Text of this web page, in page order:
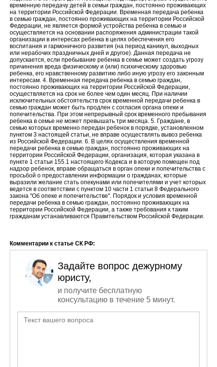
временную передачу детей в семьи граждан, постоянно проживающих
на территории Российской Федерации. Временная передача ребенка
в семью граждан, постоянно проживающих на территории Российской
Федерации, не является формой устройства ребенка в семью и
осуществляется на основании распоряжения администрации такой
организации в интересах ребенка в целях обеспечения его
воспитания и гармоничного развития (на период каникул, выходных
или нерабочих праздничных дней и другое). Данная передача не
допускается, если пребывание ребенка в семье может создать угрозу
причинения вреда физическому и (или) психическому здоровью
ребенка, его нравственному развитию либо иную угрозу его законным
интересам. 4. Временная передача ребенка в семью граждан,
постоянно проживающих на территории Российской Федерации,
осуществляется на срок не более чем один месяц. При наличии
исключительных обстоятельств срок временной передачи ребенка в
семью граждан может быть продлен с согласия органа опеки и
попечительства. При этом непрерывный срок временного пребывания
ребенка в семье не может превышать три месяца. 5. Граждане, в
семью которых временно передан ребенок в порядке, установленном
пунктом 3 настоящей статьи, не вправе осуществлять вывоз ребенка
из Российской Федерации. 6. В целях осуществления временной
передачи ребенка в семью граждан, постоянно проживающих на
территории Российской Федерации, организация, которая указана в
пункте 1 статьи 155.1 настоящего Кодекса и в которую помещен под
надзор ребенок, вправе обращаться в орган опеки и попечительства с
просьбой о предоставлении информации о гражданах, которые
выразили желание стать опекунами или попечителями и учет которых
ведется в соответствии с пунктом 10 части 1 статьи 8 Федерального
закона "Об опеке и попечительстве". Порядок и условия временной
передачи ребенка в семью граждан, постоянно проживающих на
территории Российской Федерации, а также требования к таким
гражданам устанавливаются Правительством Российской Федерации.
Комментарии к статье СК РФ:
Задайте вопрос дежурному
юристу,
и получите бесплатную
консультацию в течение 5 минут.